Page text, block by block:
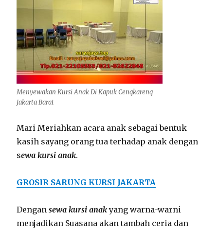
Menyewakan Kursi Anak Di Kapuk Cengkareng
Jakarta Barat
Mari Meriahkan acara anak sebagai bentuk
kasih sayang orang tua terhadap anak dengan
sewa kursi anak.
GROSIR SARUNG KURSI JAKARTA
Dengansewa kursi anak yang warna-warni
menjadikan Suasana akan tambah ceria dan